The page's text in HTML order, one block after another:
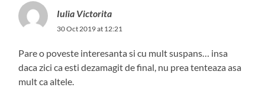
Iulia Victorita
30 Oct 2019 at 12:21
Pare o poveste interesanta si cu mult suspans… insa
daca zici ca esti dezamagit de final, nu prea tenteaza asa
mult ca altele.